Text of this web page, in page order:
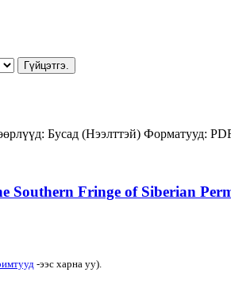
Гүйцэтгэ.
Бусад (Нээлттэй) Форматууд:
Southern Fringe of Siberian
-ээс харна уу).